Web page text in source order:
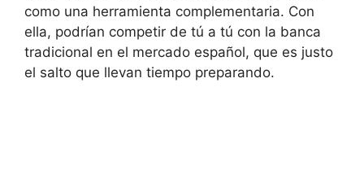
como una herramienta complementaria. Con
ella, podrían competir de tú a tú con la banca
tradicional en el mercado español, que es justo
el salto que llevan tiempo preparando.